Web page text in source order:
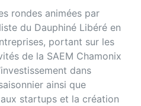
rondes animées par
du Dauphiné Libéré en
portant sur les
de la SAEM Chamonix
dans
ainsi que
startups et la création